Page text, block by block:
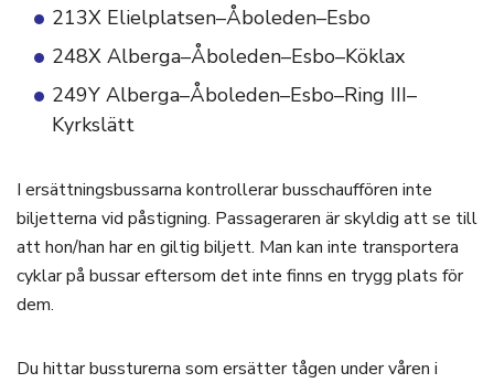
213X Elielplatsen–Åboleden–Esbo
248X Alberga–Åboleden–Esbo–Köklax
249Y Alberga–Åboleden–Esbo–Ring III–
Kyrkslätt
I ersättningsbussarna kontrollerar busschauffören inte
biljetterna vid påstigning. Passageraren är skyldig att se till
att hon/han har en giltig biljett. Man kan inte transportera
cyklar på bussar eftersom det inte finns en trygg plats för
dem.
Du hittar bussturerna som ersätter tågen under våren i